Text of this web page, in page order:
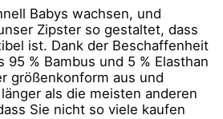
Babys wachsen, und
Zipster so gestaltet, dass
ist. Dank der Beschaffenheit
95 % Bambus und 5 % Elasthan
größenkonform aus und
als die meisten anderen
Sie nicht so viele kaufen